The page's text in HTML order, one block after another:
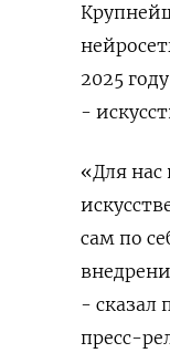
2025
-
«Для
сам по
- сказал
пресс-